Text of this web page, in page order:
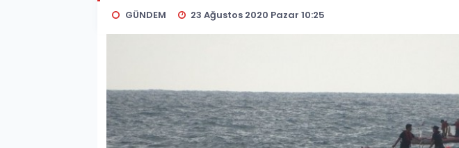
GÜNDEM 23 Ağustos 2020 Pazar 10:25